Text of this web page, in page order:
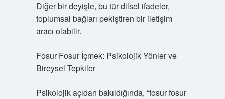
Diğer bir deyişle, bu tür dilsel ifadeler,
toplumsal bağları pekiştiren bir iletişim
aracı olabilir.
Fosur Fosur İçmek: Psikolojik Yönler ve
Bireysel Tepkiler
Psikolojik açıdan bakıldığında, “fosur fosur